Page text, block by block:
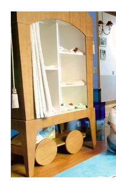
e
c
h
f
o
r
: